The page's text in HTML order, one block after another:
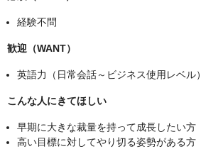
経験不問
歓迎（WANT）
英語力（日常会話～ビジネス使用レベル）
こんな人にきてほしい
早期に大きな裁量を持って成長したい方
高い目標に対してやり切る姿勢がある方